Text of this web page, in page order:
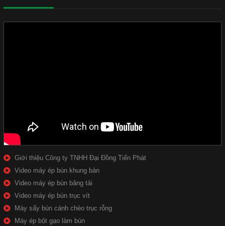
Giới thiệu Công ty TNHH Đại Đồng Tiến Phát
Video máy ép bùn khung bản
Video máy ép bùn băng tải
Video máy ép bùn trục vít
Máy sấy bùn cánh chèo trục rỗng
Máy ép bột gạo làm bún